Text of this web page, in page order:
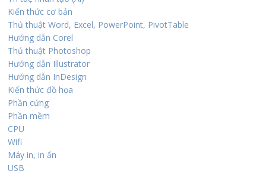
Kiến thức cơ bản
Thủ thuật Word, Excel, PowerPoint, PivotTable
Hướng dẫn Corel
Thủ thuật Photoshop
Hướng dẫn Illustrator
Hướng dẫn InDesign
Kiến thức đồ họa
Phần cứng
Phần mềm
CPU
Wifi
Máy in, in ấn
USB